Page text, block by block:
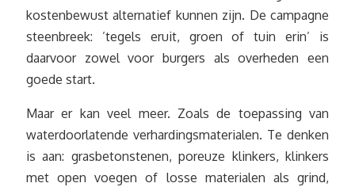
kostenbewust alternatief kunnen zijn. De campagne
steenbreek: ’tegels eruit, groen of tuin erin’ is
daarvoor zowel voor burgers als overheden een
goede start.
Maar er kan veel meer. Zoals de toepassing van
waterdoorlatende verhardingsmaterialen. Te denken
is aan: grasbetonstenen, poreuze klinkers, klinkers
met open voegen of losse materialen als grind,